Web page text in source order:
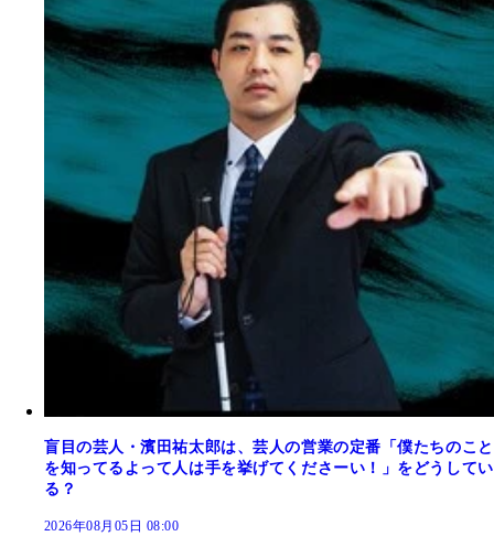
盲目の芸人・濱田祐太郎は、芸人の営業の定番「僕たちのこと
を知ってるよって人は手を挙げてくださーい！」をどうしてい
る？
2026年08月05日 08:00